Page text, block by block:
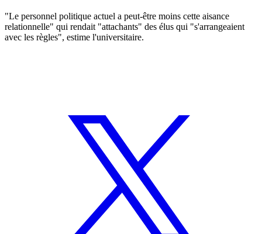
"Le personnel politique actuel a peut-être moins cette aisance
relationnelle" qui rendait "attachants" des élus qui "s'arrangeaient
avec les règles", estime l'universitaire.